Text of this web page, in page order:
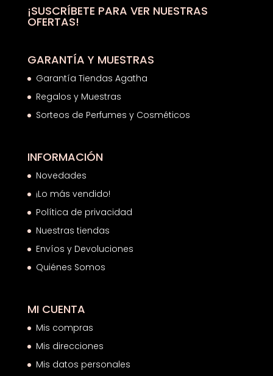
¡SUSCRÍBETE PARA VER NUESTRAS
OFERTAS!
GARANTÍA Y MUESTRAS
Garantía Tiendas Agatha
Regalos y Muestras
Sorteos de Perfumes y Cosméticos
INFORMACIÓN
Novedades
¡Lo más vendido!
Política de privacidad
Nuestras tiendas
Envíos y Devoluciones
Quiénes Somos
MI CUENTA
Mis compras
Mis direcciones
Mis datos personales